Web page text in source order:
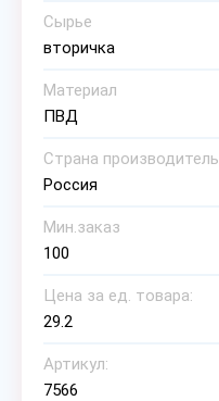
Сырье
вторичка
Материал
ПВД
Страна производитель
Россия
Мин.заказ
100
Цена за ед. товара:
29.2
Артикул:
7566